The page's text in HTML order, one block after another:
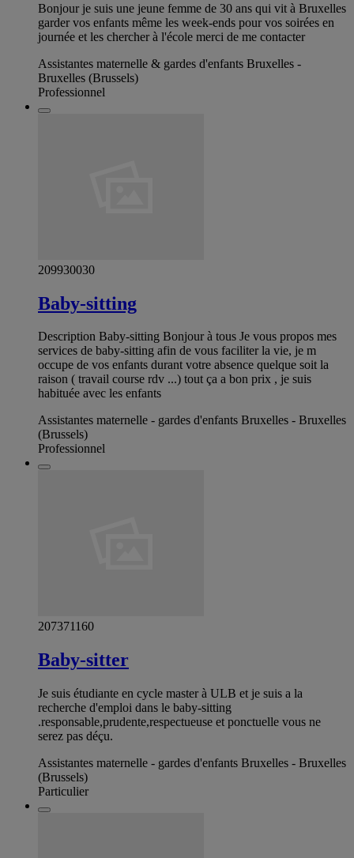
Bonjour je suis une jeune femme de 30 ans qui vit à Bruxelles
garder vos enfants même les week-ends pour vos soirées en
journée et les chercher à l'école merci de me contacter
Assistantes maternelle & gardes d'enfants Bruxelles -
Bruxelles (Brussels)
Professionnel
209930030
Baby-sitting
Description Baby-sitting Bonjour à tous Je vous propos mes
services de baby-sitting afin de vous faciliter la vie, je m
occupe de vos enfants durant votre absence quelque soit la
raison ( travail course rdv ...) tout ça a bon prix , je suis
habituée avec les enfants
Assistantes maternelle - gardes d'enfants Bruxelles - Bruxelles
(Brussels)
Professionnel
207371160
Baby-sitter
Je suis étudiante en cycle master à ULB et je suis a la
recherche d'emploi dans le baby-sitting
.responsable,prudente,respectueuse et ponctuelle vous ne
serez pas déçu.
Assistantes maternelle - gardes d'enfants Bruxelles - Bruxelles
(Brussels)
Particulier